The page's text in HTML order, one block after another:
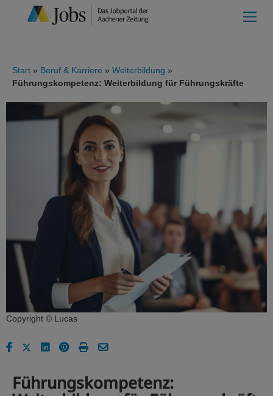
Start Beruf & Karriere
Weiterbildung
Führungskompetenz: Weiterbildung für Führungskräfte
Copyright © Lucas
Führungskompetenz: